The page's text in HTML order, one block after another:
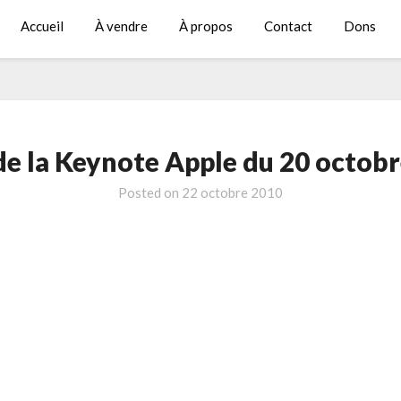
Accueil À vendre À propos Contact Dons
la Keynote Apple du 20
Posted on 22 octobre 2010